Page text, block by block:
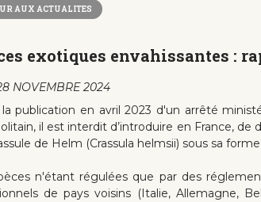
AUX ACTUALITES
exotiques envahissantes :
NOVEMBRE 2024
la publication en avril 2023 d'un arrêté
il est interdit d’introduire en France,
de Helm (Crassula helmsii) sous sa
n'étant régulées que par des
de pays voisins (Italie, Allemagne,